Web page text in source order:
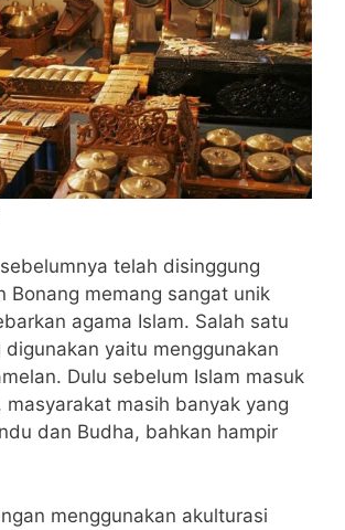
telah disinggung
Bonang memang sangat unik
agama Islam. Salah satu
yaitu menggunakan
Dulu sebelum Islam masuk
masyarakat masih banyak yang
dan Budha, bahkan hampir
menggunakan akulturasi